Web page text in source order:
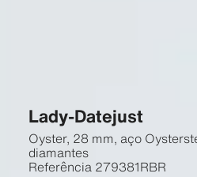
Lady-Datejust
Oyster, 28 mm, aço
diamantes
Referência 279381RBR